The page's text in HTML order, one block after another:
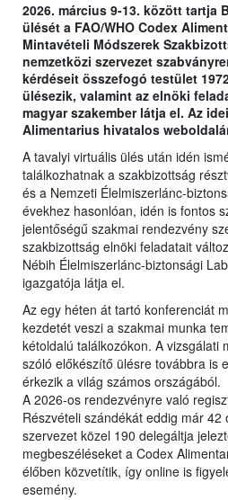
2026. március 9-13. között tartja
ülését a FAO/WHO Codex
Mintavételi Módszerek
nemzetközi szervezet
kérdéseit összefogó testület
ülésezik, valamint az elnöki
magyar szakember látja el. Az
Alimentarius hivatalos
A tavalyi virtuális ülés után idén
találkozhatnak a szakbizottság
és a Nemzeti Élelmiszerlánc-
évekhez hasonlóan, idén is fontos
jelentőségű szakmai rendezvény
szakbizottság elnöki feladatait
Nébih Élelmiszerlánc-biztonsági
igazgatója látja el.
Az egy héten át tartó konferenciát
kezdetét veszi a szakmai munka
kétoldalú találkozókon. A vizsgálati
szóló előkészítő ülésre továbbra is
érkezik a világ számos országából.
A 2026-os rendezvényre való
Részvételi szándékát eddig már
szervezet közel 190 delegáltja
megbeszéléseket a Codex
élőben közvetítik, így online is
esemény.